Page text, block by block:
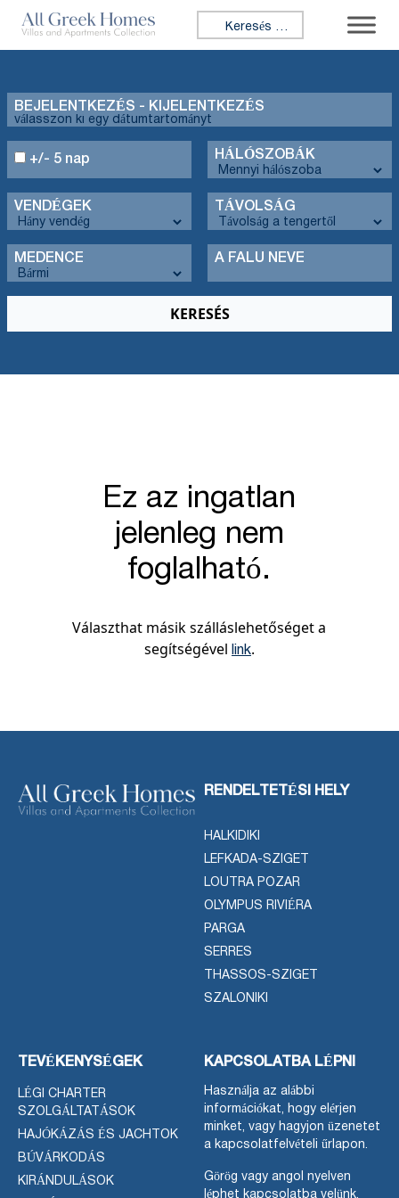
Keresés:
BEJELENTKEZÉS - KIJELENTKEZÉS
HÁLÓSZOBÁK
VENDÉGEK TÁVOLSÁG
+/- 5 nap
MEDENCE A FALU NEVE
Ez az ingatlan
jelenleg nem
foglalható.
Választhat másik szálláslehetőséget a
segítségével
link.
RENDELTETÉSI HELY
HALKIDIKI
LEFKADA-SZIGET
LOUTRA POZAR
OLYMPUS RIVIÉRA
PARGA
SERRES
THASSOS-SZIGET
SZALONIKI
TEVÉKENYSÉGEK
LÉGI CHARTER
SZOLGÁLTATÁSOK
HAJÓKÁZÁS ÉS JACHTOK
BÚVÁRKODÁS
KIRÁNDULÁSOK
KAPCSOLATBA LÉPNI
Használja az alábbi
információkat, hogy elérjen
minket, vagy hagyjon üzenetet
a kapcsolatfelvételi űrlapon.
Görög vagy angol nyelven
léphet kapcsolatba velünk.